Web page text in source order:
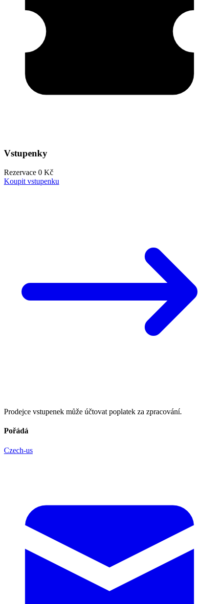
Vstupenky
Rezervace 0 Kč
Koupit vstupenku
Prodejce vstupenek může účtovat poplatek za zpracování.
Pořádá
Czech-us